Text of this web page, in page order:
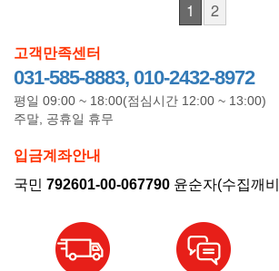
1 2
고객만족센터
031-585-8883, 010-2432-8972
평일 09:00 ~ 18:00(점심시간 12:00 ~ 13:00)
주말, 공휴일 휴무
입금계좌안내
국민 792601-00-067790 윤순자(수집깨